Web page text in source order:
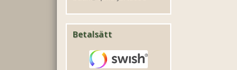
Betalsätt